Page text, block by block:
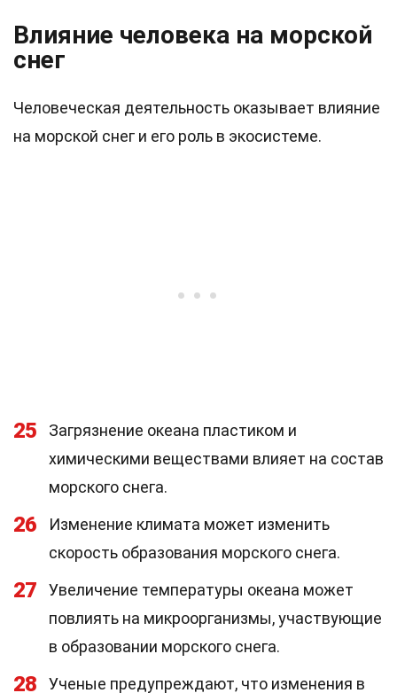
Влияние человека на морской
снег
Человеческая деятельность оказывает влияние
на морской снег и его роль в экосистеме.
25
Загрязнение океана пластиком и
химическими веществами влияет на состав
морского снега.
26
Изменение климата может изменить
скорость образования морского снега.
27
Увеличение температуры океана может
повлиять на микроорганизмы, участвующие
в образовании морского снега.
28
Ученые предупреждают, что изменения в